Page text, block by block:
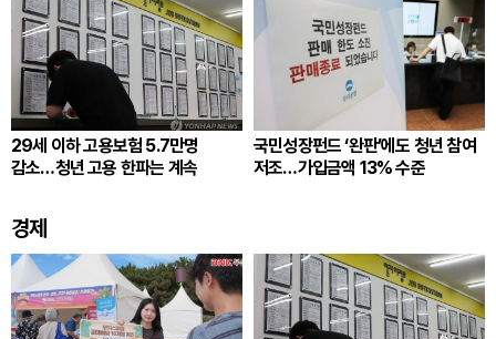
29세 이하 고용보험 5.7만명
감소…청년 고용 한파는 계속
국민성장펀드 ‘완판’에도 청년 참여
저조…가입금액 13% 수준
경제